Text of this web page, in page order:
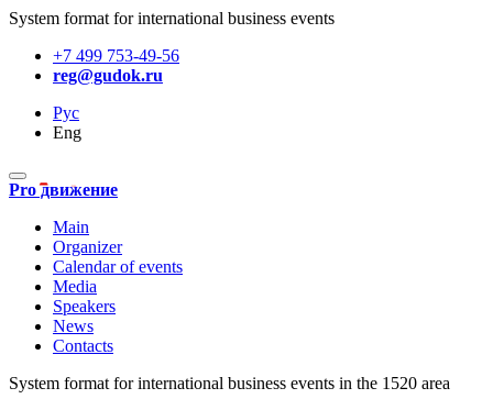
System format for international business events
+7 499 753-49-56
reg@gudok.ru
Рус
Eng
Pro движение
Main
Organizer
Calendar of events
Media
Speakers
News
Contacts
System format for international business events in the 1520 area